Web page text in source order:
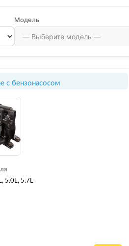
Модель
с бензонасосом
5.0L, 5.7L